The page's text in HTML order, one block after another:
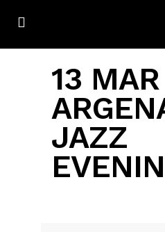
13
JAZZ